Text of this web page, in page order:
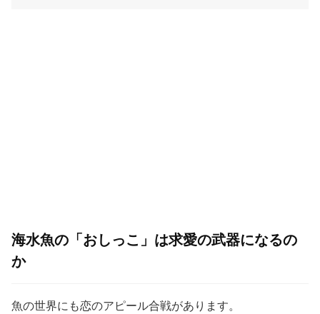
海水魚の「おしっこ」は求愛の武器になるの
か
魚の世界にも恋のアピール合戦があります。